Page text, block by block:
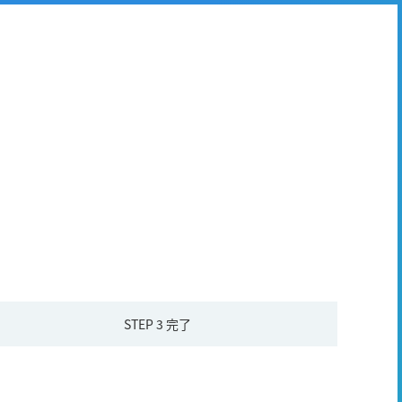
STEP 3完了